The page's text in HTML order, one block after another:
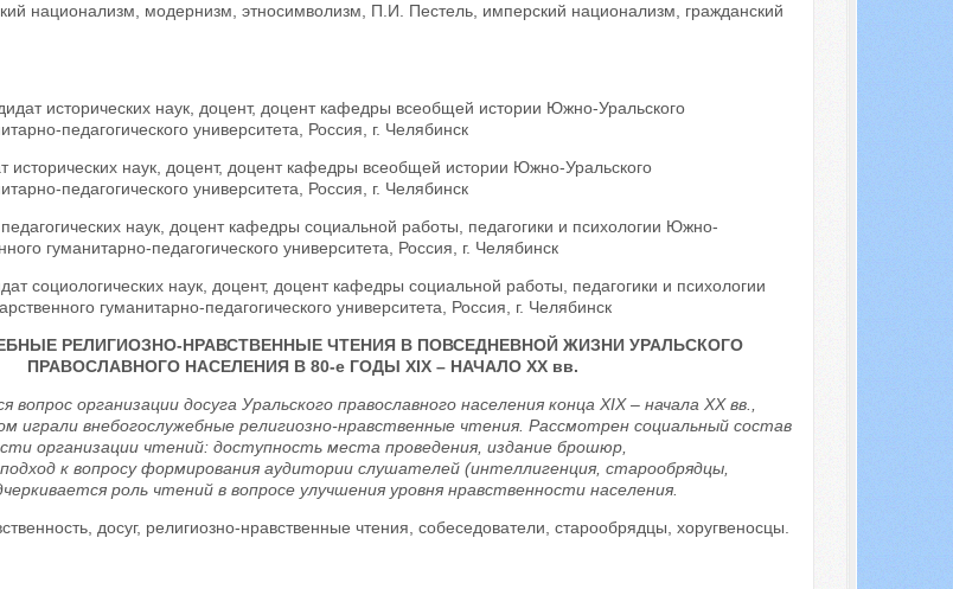
национализм, модернизм, этносимволизм, П.И. Пестель, имперский национализм, гражданский
исторических наук, доцент, доцент кафедры всеобщей истории Южно-Уральского
педагогического университета, Россия, г. Челябинск
исторических наук, доцент, доцент кафедры всеобщей истории Южно-Уральского
педагогического университета, Россия, г. Челябинск
наук, доцент кафедры социальной работы, педагогики и психологии Южно-
гуманитарно-педагогического университета, Россия, г. Челябинск
социологических наук, доцент, доцент кафедры социальной работы, педагогики и психологии
гуманитарно-педагогического университета, Россия, г. Челябинск
РЕЛИГИОЗНО-НРАВСТВЕННЫЕ ЧТЕНИЯ В ПОВСЕДНЕВНОЙ ЖИЗНИ УРАЛЬСКОГО
ПРАВОСЛАВНОГО НАСЕЛЕНИЯ В 80-е ГОДЫ XIX – НАЧАЛО XX вв.
организации досуга Уральского православного населения конца XIX – начала XX вв.,
играли внебогослужебные религиозно-нравственные чтения. Рассмотрен социальный состав
организации чтений: доступность места проведения, издание брошюр,
к вопросу формирования аудитории слушателей (интеллигенция, старообрядцы,
роль чтений в вопросе улучшения уровня нравственности населения.
досуг, религиозно-нравственные чтения, собеседователи, старообрядцы, хоругвеносцы.